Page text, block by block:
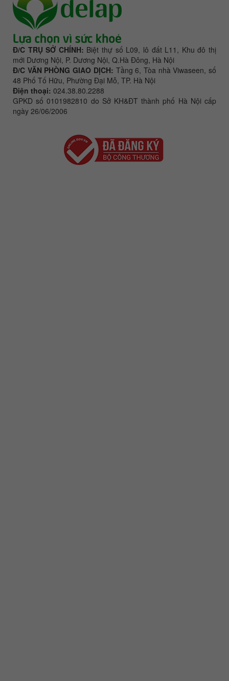
Đ/C TRỤ SỞ CHÍNH: Biệt thự số L09, lô đất L11, Khu đô thị
mới Dương Nội, P. Dương Nội, Q.Hà Đông, Hà Nội
Đ/C VĂN PHÒNG GIAO DỊCH: Tầng 6, Tòa nhà Viwaseen, số
48 Phố Tố Hữu, Phường Đại Mỗ, TP. Hà Nội
Điện thoại: 024.38.80.2288
GPKD số 0101982810 do Sở KH&ĐT thành phố Hà Nội cấp
ngày 26/06/2006